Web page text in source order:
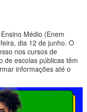
Médio (Enem
dia 12 de junho. O
nos cursos de
de escolas públicas têm
informações até o